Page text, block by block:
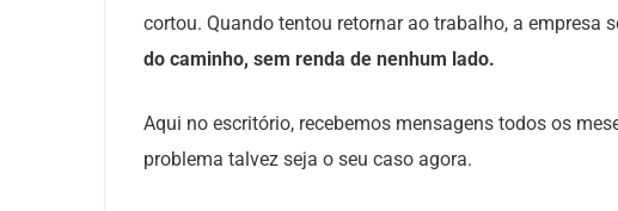
cortou. Quando tentou retornar ao trabalho, a empresa
do caminho, sem renda de nenhum lado.
Aqui no escritório, recebemos mensagens todos os
problema talvez seja o seu caso agora.